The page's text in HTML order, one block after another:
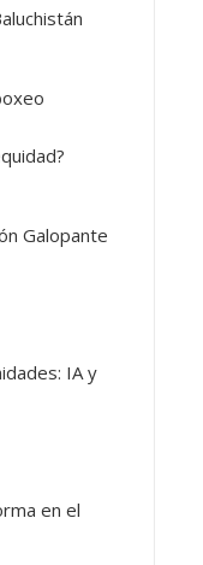
Galopante
IA y
en el